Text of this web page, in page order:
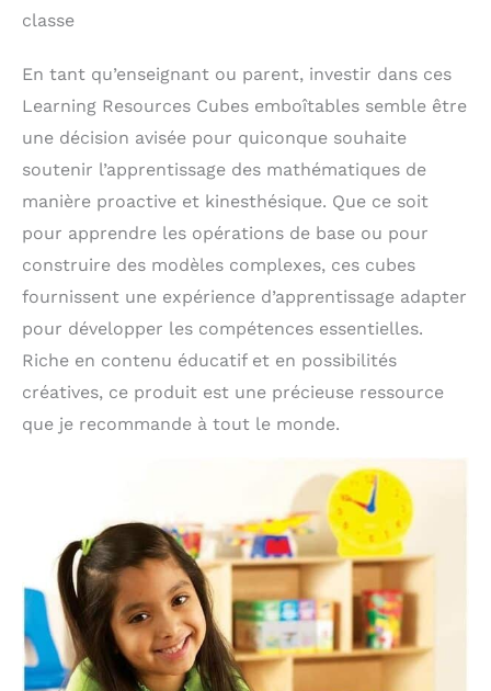
classe
En tant qu’enseignant ou parent, investir dans ces
Learning Resources Cubes emboîtables semble être
une décision avisée pour quiconque souhaite
soutenir l’apprentissage des mathématiques de
manière proactive et kinesthésique. Que ce soit
pour apprendre les opérations de base ou pour
construire des modèles complexes, ces cubes
fournissent une expérience d’apprentissage adapter
pour développer les compétences essentielles.
Riche en contenu éducatif et en possibilités
créatives, ce produit est une précieuse ressource
que je recommande à tout le monde.